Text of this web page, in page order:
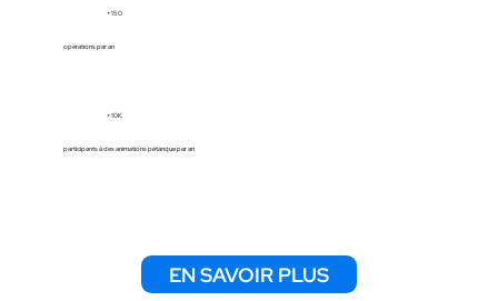
+150
opérations par an
+10K
participants à des animations pétanque par an
EN SAVOIR PLUS